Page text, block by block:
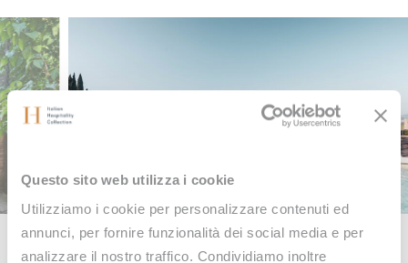
Questo sito web utilizza i cookie
Utilizziamo i cookie per personalizzare contenuti ed
annunci, per fornire funzionalità dei social media e per
analizzare il nostro traffico. Condividiamo inoltre
OFFERS